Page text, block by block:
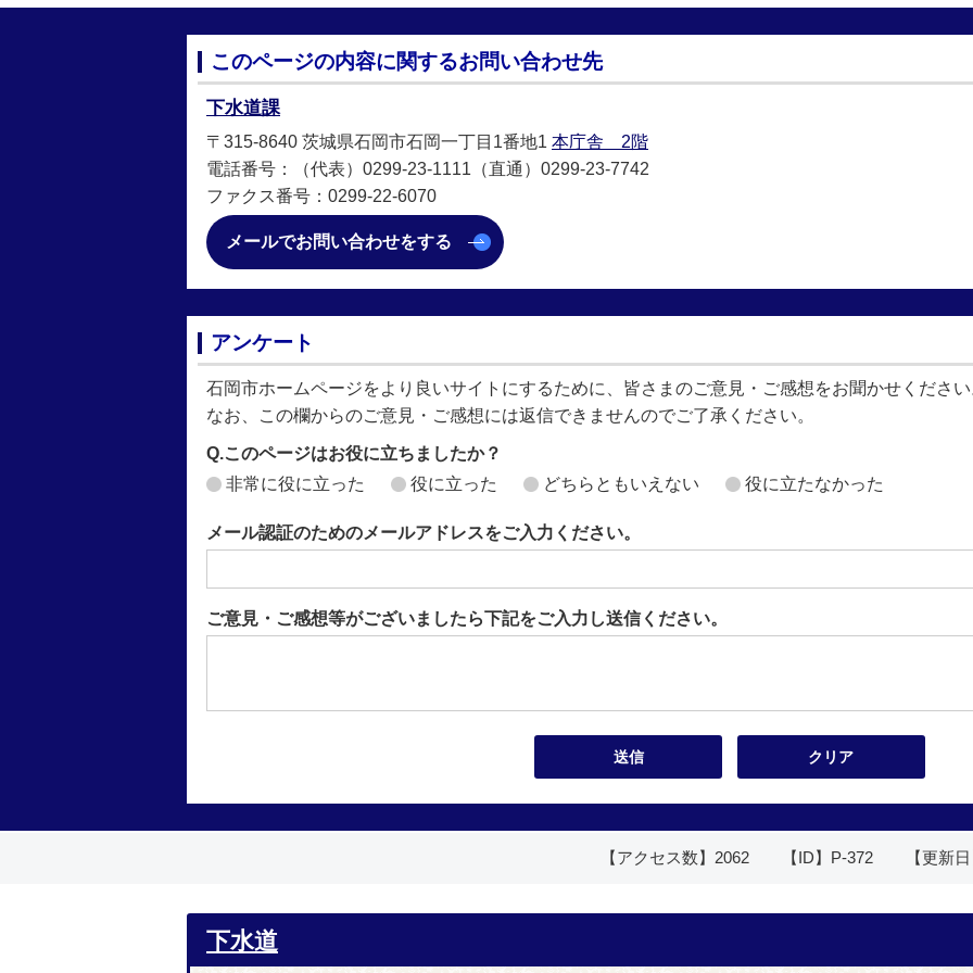
このページの内容に関するお問い合わせ先
下水道課
〒315-8640 茨城県石岡市石岡一丁目1番地1 本庁舎 2階
電話番号：（代表）0299-23-1111（直通）0299-23-7742
ファクス番号：0299-22-6070
メールでお問い合わせをする
アンケート
石岡市ホームページをより良いサイトにするために、皆さまのご意見・ご感想をお聞かせくださ
なお、この欄からのご意見・ご感想には返信できませんのでご了承ください。
Q.このページはお役に立ちましたか？
非常に役に立った
役に立った どちらともいえない 役に立たなかった
メール認証のためのメールアドレスをご入力ください。
ご意見・ご感想等がございましたら下記をご入力し送信ください。
【アクセス数】 2062 【ID】 P-372 【更新
下水道